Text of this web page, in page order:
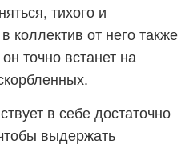
тихого и
коллектив от него также
точно встанет на
в себе достаточно
выдержать